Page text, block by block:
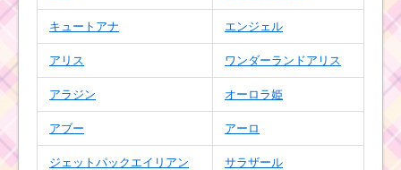
初心者が1プレイで50
万点を稼ぐための方法
ミッションビンゴ12･
13枚目の攻略･難易度･
クリア報酬まとめ
キュートアナ エンジェル
アリス ワンダーランドアリス
アラジン オーロラ姫
アブー アーロ
ジェットパックエイリアン サラザール